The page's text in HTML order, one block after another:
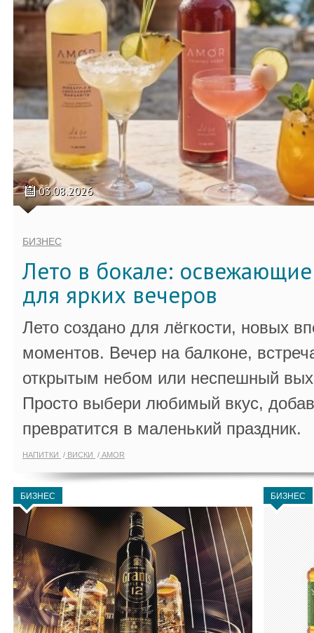
03.08.2026
БИЗНЕС
Лето в бокале:
для ярких вечеров
Лето создано для лёгкости, новых
моментов. Вечер на балконе,
открытым небом или неспешный
Просто выбери любимый вкус,
превратится в маленький праздник.
НАПИТКИ ВИСКИ AMOR
БИЗНЕС БИЗНЕС